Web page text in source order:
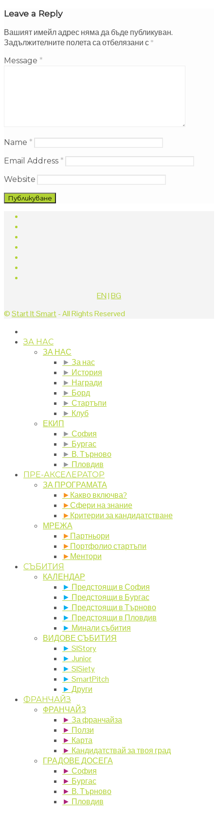
Leave a Reply
Вашият имейл адрес няма да бъде публикуван.
Задължителните полета са отбелязани с*
Message *
Name *
Email Address *
Website
EN|BG
©Start It Smart- All Rights Reserved
ЗА НАС
ЗА НАС
► За нас
► История
► Награди
► Борд
► Стартъпи
► Клуб
ЕКИП
► София
► Бургас
► В. Търново
► Пловдив
ПРЕ-АКСЕЛЕРАТОР
ЗА ПРОГРАМАТА
►Какво включва?
►Сфери на знание
►Критерии за кандидатстване
МРЕЖА
►Партньори
►Портфолио стартъпи
►Ментори
СЪБИТИЯ
КАЛЕНДАР
► Предстоящи в София
► Предстоящи в Бургас
► Предстоящи в Търново
► Предстоящи в Пловдив
► Минали събития
ВИДОВЕ СЪБИТИЯ
► SIStory
► Junior
► SISiety
► SmartPitch
► Други
ФРАНЧАЙЗ
ФРАНЧАЙЗ
► За франчайза
► Ползи
► Карта
► Кандидатствай за твоя град
ГРАДОВЕ ДОСЕГА
► София
► Бургас
► В. Търново
► Пловдив